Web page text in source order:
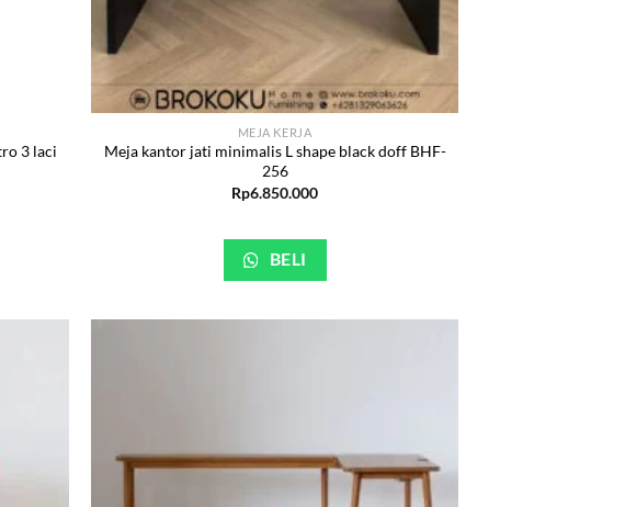
3 laci
MEJA KERJA
Meja kantor jati minimalis L shape black doff BHF-
256
Rp6.850.000
BELI